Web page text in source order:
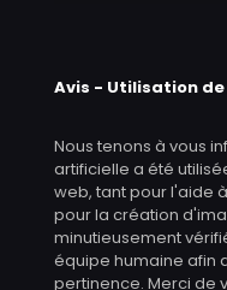
Avis - Utilisation de
Nous tenons à vous
artificielle a été
web, tant pour l'aide
pour la création
minutieusement
équipe humaine afin
pertinence. Merci de